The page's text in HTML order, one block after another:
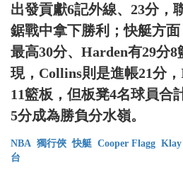
出發貢獻6記外線、23分，
鋸戰中拿下勝利；快艇方
最高30分、Harden有29分
現，Collins則是進帳21分
11籃板，但板凳4名球員合
5分成為勝負分水嶺。
NBA 獨行俠 快艇 Cooper Flagg Klay
台